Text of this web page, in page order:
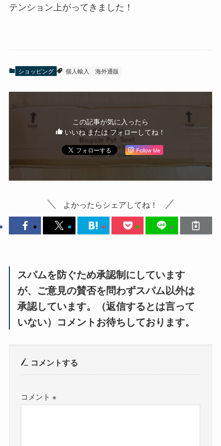
テンション上がってきました！
ショッピング 個人輸入 海外通販
この記事が気に入ったら
いいね または フォローしてね！
Follow Me
よかったらシェアしてね！
スパムを防ぐため承認制にしています
が、ご意見の賛否を問わずスパム以外は
承認しています。（返信するとは言って
いない）コメントお待ちしております。
コメントする
コメント※